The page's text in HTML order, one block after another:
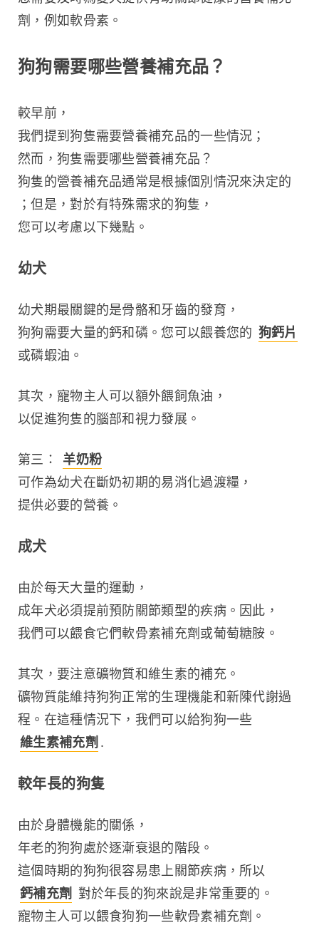
劑，例如軟骨素。
狗狗需要哪些營養補充品？
較早前，
我們提到狗隻需要營養補充品的一些情況；
然而，狗隻需要哪些營養補充品？
狗隻的營養補充品通常是根據個別情況來決定的
；但是，對於有特殊需求的狗隻，
您可以考慮以下幾點。
幼犬
幼犬期最關鍵的是骨骼和牙齒的發育，
狗狗需要大量的鈣和磷。您可以餵養您的 狗鈣片
或磷蝦油。
其次，寵物主人可以額外餵飼魚油，
以促進狗隻的腦部和視力發展。
第三：
羊奶粉
可作為幼犬在斷奶初期的易消化過渡糧，
提供必要的營養。
成犬
由於每天大量的運動，
成年犬必須提前預防關節類型的疾病。因此，
我們可以餵食它們軟骨素補充劑或葡萄糖胺。
其次，要注意礦物質和維生素的補充。
礦物質能維持狗狗正常的生理機能和新陳代謝過
維生素補充劑 .
較年長的狗隻
由於身體機能的關係，
年老的狗狗處於逐漸衰退的階段。
鈣補充劑 對於年長的狗來說是非常重要的。
寵物主人可以餵食狗狗一些軟骨素補充劑。